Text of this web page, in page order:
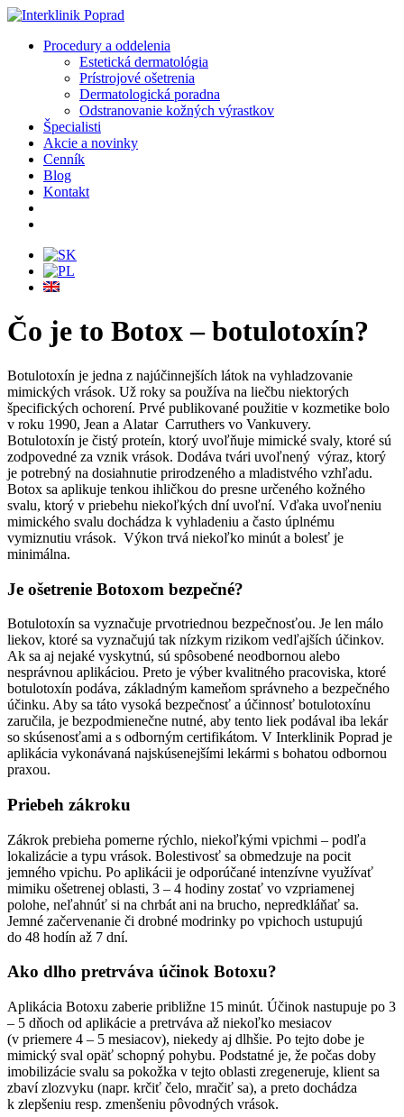
Procedury a oddelenia
Estetická dermatológia
Prístrojové ošetrenia
Dermatologická poradna
Odstranovanie kožných výrastkov
Špecialisti
Akcie a novinky
Cenník
Blog
Kontakt
Čo je to Botox – botulotoxín?
Botulotoxín je jedna z najúčinnejších látok na vyhladzovanie
mimických vrások. Už roky sa používa na liečbu niektorých
špecifických ochorení. Prvé publikované použitie v kozmetike bolo
v roku 1990, Jean a Alatar Carruthers vo Vankuvery.
Botulotoxín je čistý proteín, ktorý uvoľňuje mimické svaly, ktoré sú
zodpovedné za vznik vrások. Dodáva tvári uvoľnený výraz, ktorý
je potrebný na dosiahnutie prirodzeného a mladistvého vzhľadu.
Botox sa aplikuje tenkou ihličkou do presne určeného kožného
svalu, ktorý v priebehu niekoľkých dní uvoľní. Vďaka uvoľneniu
mimického svalu dochádza k vyhladeniu a často úplnému
vymiznutiu vrások. Výkon trvá niekoľko minút a bolesť je
minimálna.
Je ošetrenie Botoxom bezpečné?
Botulotoxín sa vyznačuje prvotriednou bezpečnosťou. Je len málo
liekov, ktoré sa vyznačujú tak nízkym rizikom vedľajších účinkov.
Ak sa aj nejaké vyskytnú, sú spôsobené neodbornou alebo
nesprávnou aplikáciou. Preto je výber kvalitného pracoviska, ktoré
botulotoxín podáva, základným kameňom správneho a bezpečného
účinku. Aby sa táto vysoká bezpečnosť a účinnosť botulotoxínu
zaručila, je bezpodmienečne nutné, aby tento liek podával iba lekár
so skúsenosťami a s odborným certifikátom. V Interklinik Poprad je
aplikácia vykonávaná najskúsenejšími lekármi s bohatou odbornou
praxou.
Priebeh zákroku
Zákrok prebieha pomerne rýchlo, niekoľkými vpichmi – podľa
lokalizácie a typu vrások. Bolestivosť sa obmedzuje na pocit
jemného vpichu. Po aplikácii je odporúčané intenzívne využívať
mimiku ošetrenej oblasti, 3 – 4 hodiny zostať vo vzpriamenej
polohe, neľahnúť si na chrbát ani na brucho, nepredkláňať sa.
Jemné začervenanie či drobné modrinky po vpichoch ustupujú
do 48 hodín až 7 dní.
Ako dlho pretrváva účinok Botoxu?
Aplikácia Botoxu zaberie približne 15 minút. Účinok nastupuje po 3
– 5 dňoch od aplikácie a pretrváva až niekoľko mesiacov
(v priemere 4 – 5 mesiacov), niekedy aj dlhšie. Po tejto dobe je
mimický sval opäť schopný pohybu. Podstatné je, že počas doby
imobilizácie svalu sa pokožka v tejto oblasti zregeneruje, klient sa
zbaví zlozvyku (napr. krčiť čelo, mračiť sa), a preto dochádza
k zlepšeniu resp. zmenšeniu pôvodných vrások.